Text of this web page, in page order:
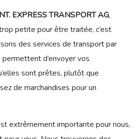
EXPRESS TRANSPORT AG,
petite pour être traitée, c’est
des services de transport par
d’envoyer vos
sont prêtes, plutôt que
de marchandises pour un
extrêmement importante pour nous,